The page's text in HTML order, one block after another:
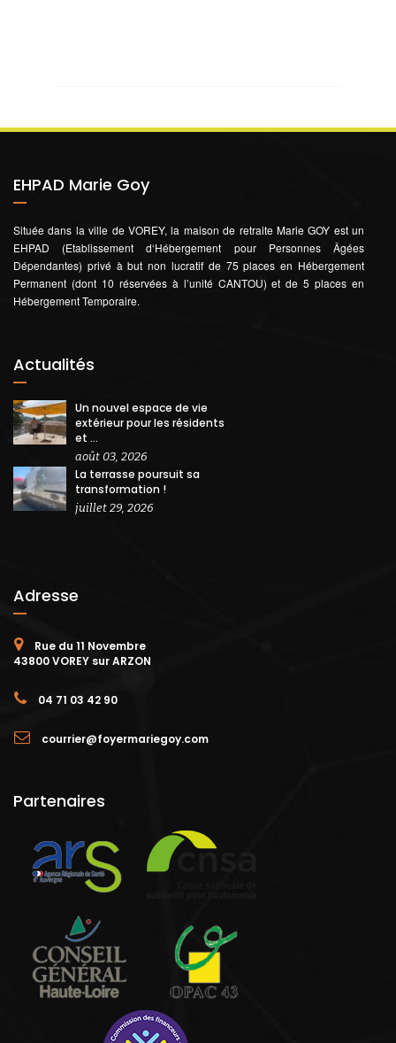
EHPAD Marie Goy
Située dans la ville de VOREY, la maison de retraite Marie GOY est un
EHPAD (Etablissement d‘Hébergement pour Personnes Âgées
Dépendantes) privé à but non lucratif de 75 places en Hébergement
Permanent (dont 10 réservées à l’unité CANTOU) et de 5 places en
Hébergement Temporaire.
Actualités
Un nouvel espace de vie
extérieur pour les résidents
et ...
août 03, 2026
La terrasse poursuit sa
transformation !
juillet 29, 2026
Adresse
Rue du 11 Novembre
43800 VOREY sur ARZON
04 71 03 42 90
courrier@foyermariegoy.com
Partenaires